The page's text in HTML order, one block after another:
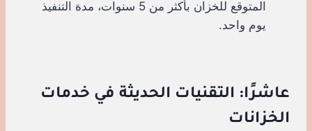
المتوقع للخزان بأكثر من 5 سنوات، مدة التنفيذ
يوم واحد.
عاشرًا: التقنيات الحديثة في خدمات
الخزانات